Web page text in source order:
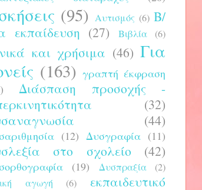
(95) Αυτισμός (6) Β/
εκπαίδευση (27) Βιβλία (6)
και χρήσιμα (46) Για
(163) γραπτή έκφραση
Διάσπαση προσοχής -
(32)
(44)
(12) Δυσγραφία (11)
στο σχολείο (42)
(19) Δυσπραξία
(2)
αγωγή
(6)
εκπαιδευτικό